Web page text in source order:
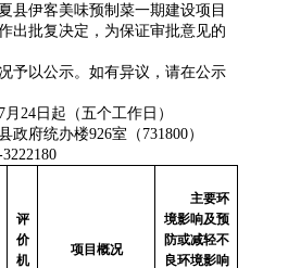
县伊客美味预制菜一期建设项目
出批复决定，为保证审批意见的
予以公示。如有异议，请在公示
7月 24 日起（五个工作日）
政府统办楼926室（731800）
评
价
机
项目概况
主要环
境影响及预
防或减轻不
良环境影响